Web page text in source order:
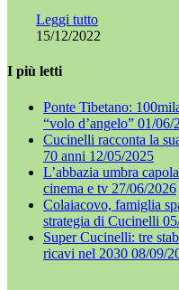
Leggi tutto
15/12/2022
I più letti
Ponte Tibetano:
“volo d’angelo” 01/06/
Cucinelli racconta la
70 anni 12/05/2025
L’abbazia umbra
cinema e tv 27/06/2026
Colaiacovo, famiglia
strategia di Cucinelli
Super Cucinelli: tre
ricavi nel 2030 08/09/